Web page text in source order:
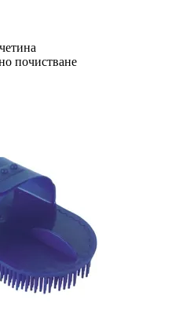
почистване